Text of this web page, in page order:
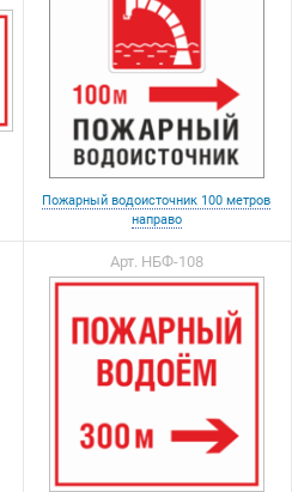
Пожарный водоисточник 100 метров
направо
Арт. НБФ-108